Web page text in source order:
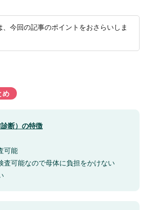
、今回の記事のポイントをおさらいしま
め
断）の特徴
可能
査可能なので母体に負担をかけない